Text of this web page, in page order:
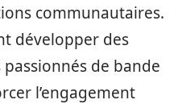
communautaires.
développer des
passionnés de bande
l’engagement